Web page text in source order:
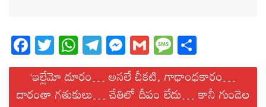
Fa
ce
bo
T
wi
tt
W
ha
ts
T
el
eg
M
es
se
G
m
ail
M
es
sa
ha
re
‘ఇల్లేమో దూరం… అసలే చీకటి, గాఢాంధకారం…
దారంతా గతుకులు… చేతిలో దీపం లేదు… కానీ గుండెల